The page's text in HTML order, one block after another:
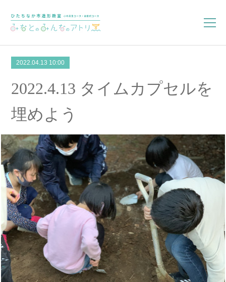
2022.04.13 10:00
2022.4.13 タイムカプセルを
埋めよう